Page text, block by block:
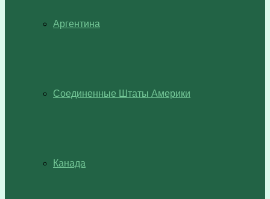
Аргентина
Соединенные Штаты Америки
Канада